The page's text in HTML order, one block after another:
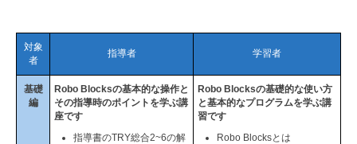
対象
者
指導者 学習者
基礎
編
Robo Blocksの基本的な操作と
その指導時のポイントを学ぶ講
座です
指導書のTRY総合2~6の解
Robo Blocksの基礎的な使い方
と基本的なプログラムを学ぶ講
習です
Robo Blocksとは